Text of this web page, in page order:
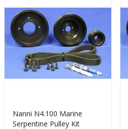
Nanni N4.100 Marine
Serpentine Pulley Kit